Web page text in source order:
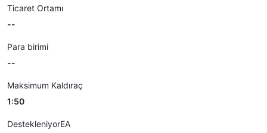
Ticaret Ortamı
--
Para birimi
--
Maksimum Kaldıraç
1:50
DestekleniyorEA